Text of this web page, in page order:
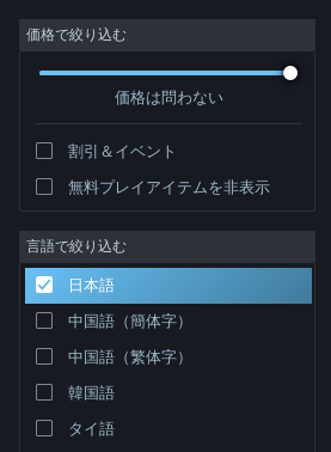
サインイン
コミュニティ
詳細
サポート
言語を変更
Steamモバイルアプリを入手
価格で絞り込む
価格は問わない
割引＆イベント
無料プレイアイテムを非表示
言語で絞り込む
日本語
中国語（簡体字）
中国語（繁体字）
韓国語
タイ語
開発元: PQubeGames
並べ替え 適合性